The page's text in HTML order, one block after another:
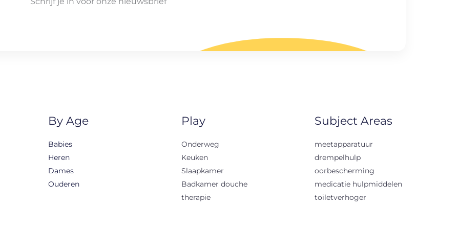
By Age
Babies
Heren
Dames
Ouderen
Play
Onderweg
Keuken
Slaapkamer
Badkamer douche
therapie
Subject Areas
meetapparatuur
drempelhulp
oorbescherming
medicatie hulpmiddelen
toiletverhoger